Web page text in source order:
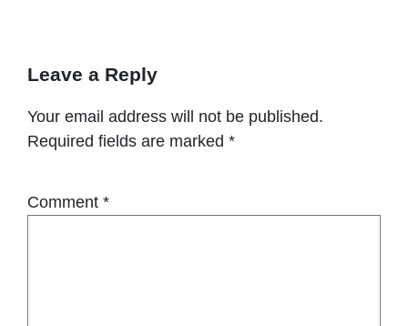
Leave a Reply
Your email address will not be published.
Required fields are marked *
Comment *